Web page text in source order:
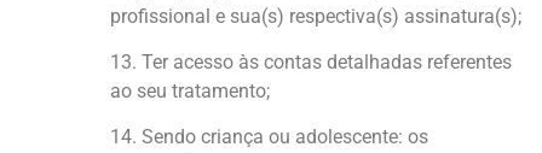
profissional e sua(s) respectiva(s) assinatura(s);
13. Ter acesso às contas detalhadas referentes
ao seu tratamento;
14. Sendo criança ou adolescente: os